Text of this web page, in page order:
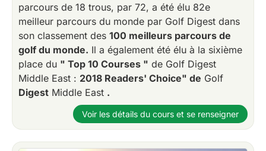
parcours de 18 trous, par 72, a été élu 82e
meilleur parcours du monde par Golf Digest dans
son classement des 100 meilleurs parcours de
golf du monde. Il a également été élu à la sixième
place du " Top 10 Courses " de Golf Digest
Middle East : 2018 Readers' Choice" de Golf
Digest Middle East .
Voir les détails du cours et se renseigner